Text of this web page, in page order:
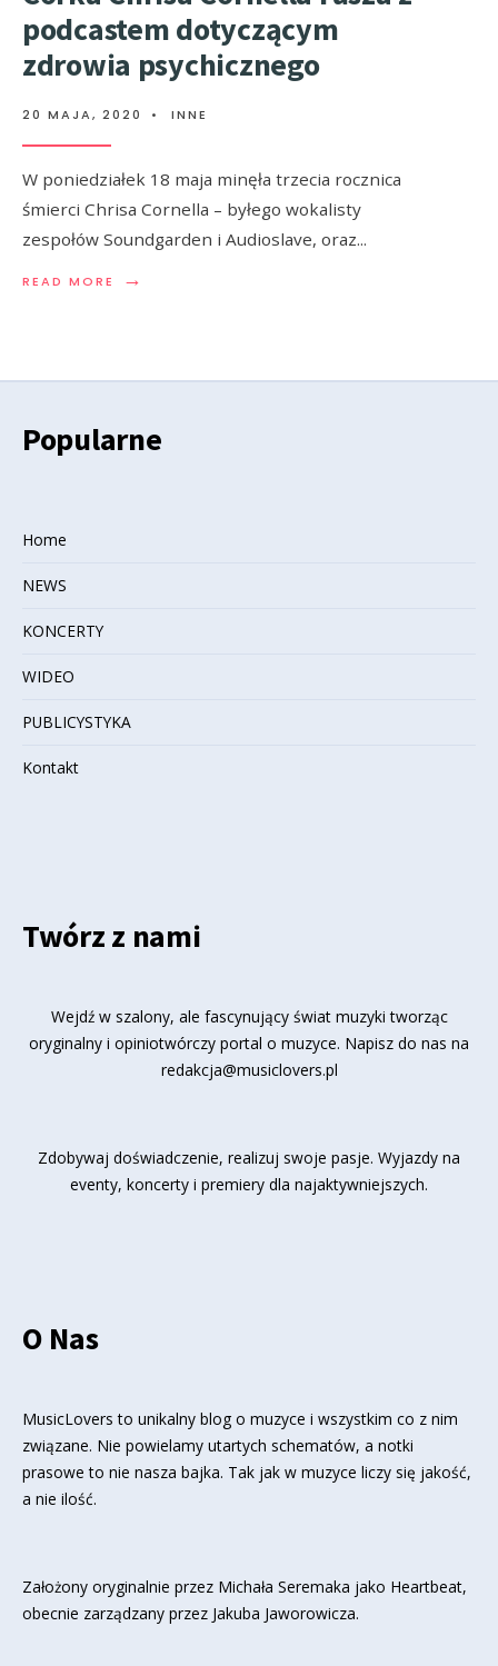
podcastem dotyczącym
zdrowia psychicznego
20 MAJA, 2020 • INNE
W poniedziałek 18 maja minęła trzecia rocznica
śmierci Chrisa Cornella – byłego wokalisty
zespołów Soundgarden i Audioslave, oraz...
READ MORE →
Popularne
Home
NEWS
KONCERTY
WIDEO
PUBLICYSTYKA
Kontakt
Twórz z nami
Wejdź w szalony, ale fascynujący świat muzyki tworząc
oryginalny i opiniotwórczy portal o muzyce. Napisz do nas na
redakcja@musiclovers.pl
Zdobywaj doświadczenie, realizuj swoje pasje. Wyjazdy na
eventy, koncerty i premiery dla najaktywniejszych.
O Nas
MusicLovers to unikalny blog o muzyce i wszystkim co z nim
związane. Nie powielamy utartych schematów, a notki
prasowe to nie nasza bajka. Tak jak w muzyce liczy się jakość,
a nie ilość.
Założony oryginalnie przez Michała Seremaka jako Heartbeat,
obecnie zarządzany przez Jakuba Jaworowicza.